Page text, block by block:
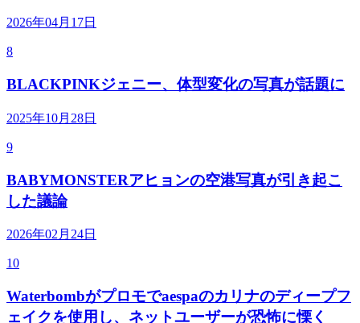
2026年04月17日
8
BLACKPINKジェニー、体型変化の写真が話題に
2025年10月28日
9
BABYMONSTERアヒョンの空港写真が引き起こ
した議論
2026年02月24日
10
Waterbombがプロモでaespaのカリナのディープフ
ェイクを使用し、ネットユーザーが恐怖に慄く